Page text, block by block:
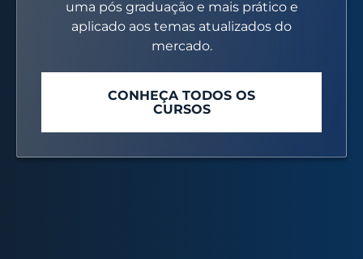
uma pós graduação e mais prático e
aplicado aos temas atualizados do
mercado.
CONHEÇA TODOS OS
CURSOS